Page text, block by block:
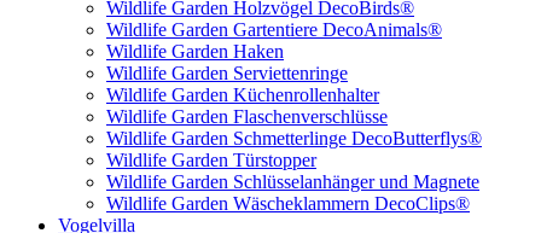
Wildlife Garden Holzvögel DecoBirds®
Wildlife Garden Gartentiere DecoAnimals®
Wildlife Garden Haken
Wildlife Garden Serviettenringe
Wildlife Garden Küchenrollenhalter
Wildlife Garden Flaschenverschlüsse
Wildlife Garden Schmetterlinge DecoButterflys®
Wildlife Garden Türstopper
Wildlife Garden Schlüsselanhänger und Magnete
Wildlife Garden Wäscheklammern DecoClips®
Vogelvilla